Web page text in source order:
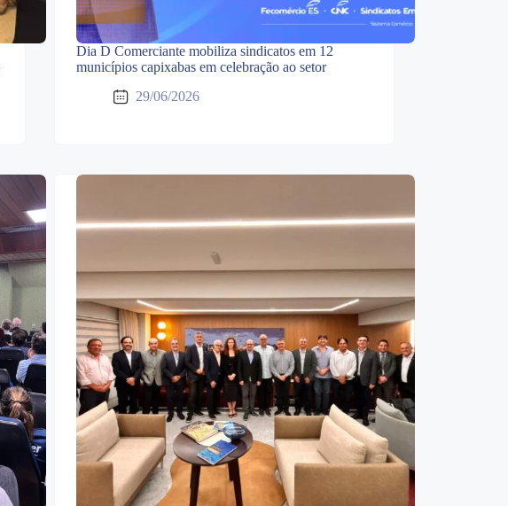
Dia D Comerciante mobiliza sindicatos em 12
municípios capixabas em celebração ao setor
29/06/2026